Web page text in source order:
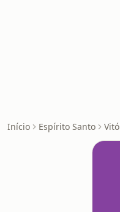
Início Espírito Santo